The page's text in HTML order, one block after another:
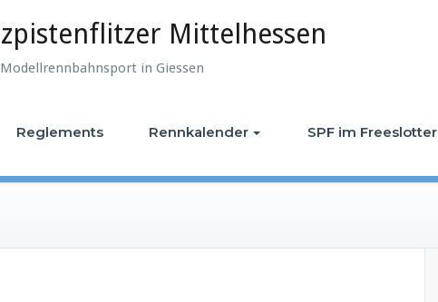
Mittelhessen
in Giessen
Reglements Rennkalender SPF im Freeslotter